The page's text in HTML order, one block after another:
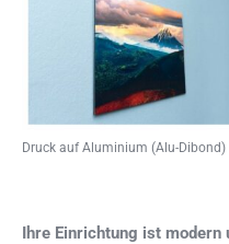
Druck auf Aluminium (Alu-Dibond)
Ihre Einrichtung ist modern